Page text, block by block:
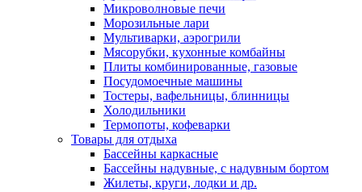
Микроволновые печи
Морозильные лари
Мультиварки, аэрогрили
Мясорубки, кухонные комбайны
Плиты комбинированные, газовые
Посудомоечные машины
Тостеры, вафельницы, блинницы
Холодильники
Термопоты, кофеварки
Товары для отдыха
Бассейны каркасные
Бассейны надувные, с надувным бортом
Жилеты, круги, лодки и др.